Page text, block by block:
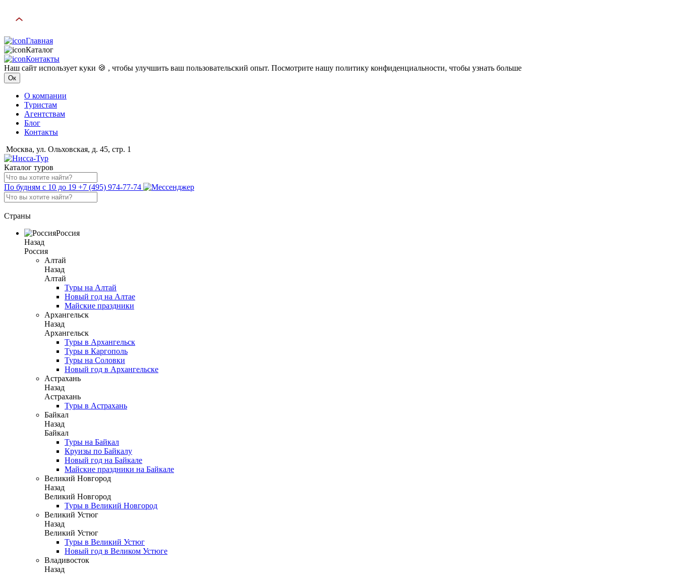
Главная
Каталог
Контакты
Наш сайт использует куки 🍪 , чтобы улучшить ваш пользовательский опыт. Посмотрите нашу политику конфиденциальности, чтобы узнать больше
Ок
О компании
Туристам
Агентствам
Блог
Контакты
Москва, ул. Ольховская, д. 45, стр. 1
Каталог туров
По будням с 10 до 19 +7 (495) 974-77-74
Страны
Россия
Назад
Россия
Алтай
Назад
Алтай
Туры на Алтай
Новый год на Алтае
Майские праздники
Архангельск
Назад
Архангельск
Туры в Архангельск
Туры в Каргополь
Туры на Соловки
Новый год в Архангельске
Астрахань
Назад
Астрахань
Туры в Астрахань
Байкал
Назад
Байкал
Туры на Байкал
Круизы по Байкалу
Новый год на Байкале
Майские праздники на Байкале
Великий Новгород
Назад
Великий Новгород
Туры в Великий Новгород
Великий Устюг
Назад
Великий Устюг
Туры в Великий Устюг
Новый год в Великом Устюге
Владивосток
Назад